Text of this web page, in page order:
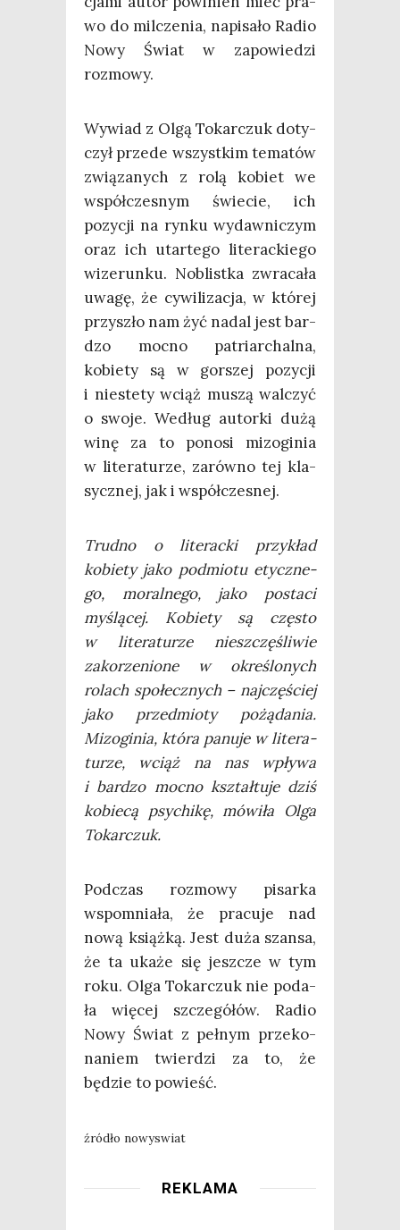
wo do mil­cze­nia, napi­sa­ło Radio
Nowy Świat w zapo­wie­dzi
rozmowy.
Wywiad z Olgą Tokar­czuk doty­
czył przede wszyst­kim tema­tów
zwią­za­nych z rolą kobiet we
współ­cze­snym świe­cie, ich
pozy­cji na ryn­ku wydaw­ni­czym
oraz ich utar­te­go lite­rac­kie­go
wize­run­ku. Noblist­ka zwra­ca­ła
uwa­gę, że cywi­li­za­cja, w któ­rej
przy­szło nam żyć nadal jest bar­
dzo moc­no patriar­chal­na,
kobie­ty są w gor­szej pozy­cji
i nie­ste­ty wciąż muszą wal­czyć
o swo­je. Według autor­ki dużą
winę za to pono­si mizo­gi­nia
w lite­ra­tu­rze, zarów­no tej kla­
sycz­nej, jak i współczesnej.
Trud­no o lite­rac­ki przy­kład
kobie­ty jako pod­mio­tu etycz­ne­
go, moral­ne­go, jako posta­ci
myślą­cej. Kobie­ty są czę­sto
w lite­ra­tu­rze nie­szczę­śli­wie
zako­rze­nio­ne w okre­ślo­nych
rolach spo­łecz­nych – naj­czę­ściej
jako przed­mio­ty pożą­da­nia.
Mizo­gi­nia, któ­ra panu­je w lite­ra­
tu­rze, wciąż na nas wpły­wa
i bar­dzo moc­no kształ­tu­je dziś
kobie­cą psy­chi­kę, mówi­ła Olga
Tokarczuk.
Pod­czas roz­mo­wy pisar­ka
wspo­mnia­ła, że pra­cu­je nad
nową książ­ką. Jest duża szan­sa,
że ta uka­że się jesz­cze w tym
roku. Olga Tokar­czuk nie poda­
ła wię­cej szcze­gó­łów. Radio
Nowy Świat z peł­nym prze­ko­
na­niem twier­dzi za to, że
będzie to powieść.
źró­dło nowyswiat
REKLAMA